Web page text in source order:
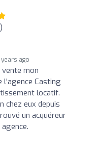
years ago
vente mon
l'agence Casting
locatif.
chez eux depuis
un acquéreur